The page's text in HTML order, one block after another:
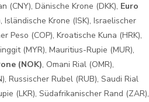
(CNY), Dänische Krone (DKK), Euro
Isländische Krone (ISK), Israelischer
Peso (COP), Kroatische Kuna (HRK),
(MYR), Mauritius-Rupie (MUR),
(NOK), Omani Rial (OMR),
Russischer Rubel (RUB), Saudi Rial
(LKR), Südafrikanischer Rand (ZAR),